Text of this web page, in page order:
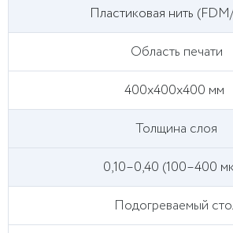
Пластиковая нить
Область печати
400x400x400 мм
Толщина слоя
0,10–0,40 (100–400
Подогреваемый